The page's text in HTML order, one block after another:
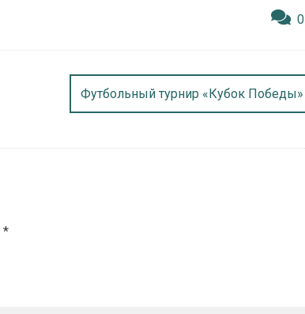
0
Футбольный турнир «Кубок Победы»
*